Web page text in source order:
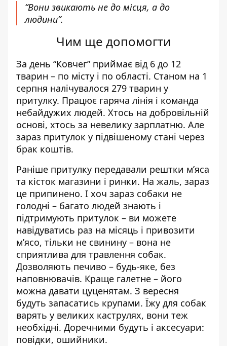
“Вони звикають не до місця, а до
людини”.
Чим ще допомогти
За день “Ковчег” приймає від 6 до 12
тварин – по місту і по області. Станом на 1
серпня налічувалося 279 тварин у
притулку. Працює гаряча лінія і команда
небайдужих людей. Хтось на добровільній
основі, хтось за невелику зарплатню. Але
зараз притулок у підвішеному стані через
брак коштів.
Раніше притулку передавали рештки м’яса
та кісток магазини і ринки. На жаль, зараз
це припинено. І хоч зараз собаки не
голодні – багато людей знають і
підтримують притулок – ви можете
навідуватись раз на місяць і привозити
м’ясо, тільки не свинину – вона не
сприятлива для травлення собак.
Дозволяють печиво – будь-яке, без
наповнювачів. Краще галетне – його
можна давати цуценятам. З вересня
будуть запасатись крупами. Їжу для собак
варять у великих каструлях, вони теж
необхідні. Доречними будуть і аксесуари:
повідки, ошийники.